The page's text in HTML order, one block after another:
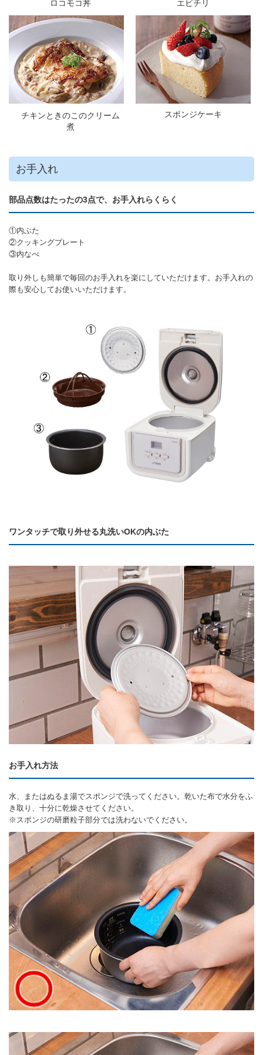
ロコモコ丼 エビチリ
チキンときのこのクリーム
煮
スポンジケーキ
お手入れ
部品点数はたったの3点で、お手入れらくらく
①内ぶた
②クッキングプレート
③内なべ
取り外しも簡単で毎回のお手入れを楽にしていただけます。お手入れの
際も安心してお使いいただけます。
ワンタッチで取り外せる丸洗いOKの内ぶた
お手入れ方法
水、またはぬるま湯でスポンジで洗ってください。乾いた布で水分をふ
き取り、十分に乾燥させてください。
※スポンジの研磨粒子部分では洗わないでください。